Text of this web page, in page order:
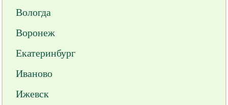
Вологда
Воронеж
Екатеринбург
Иваново
Ижевск